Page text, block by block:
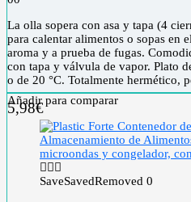
La olla sopera con asa y tapa (4
para calentar alimentos o sopas en
aroma y a prueba de fugas.
con tapa y válvula de vapor. Plato
o de 20 °C. Totalmente hermético,
5,98€
Añadir para comparar
SaveSavedRemoved 0